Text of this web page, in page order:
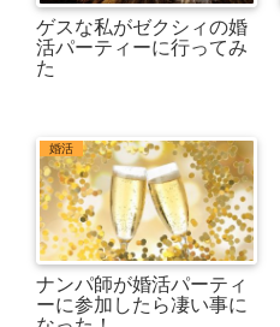
ゲスな私がゼクシィの婚
活パーティーに行ってみ
た
婚活
ナンパ師が婚活パーティ
ーに参加したら凄い事に